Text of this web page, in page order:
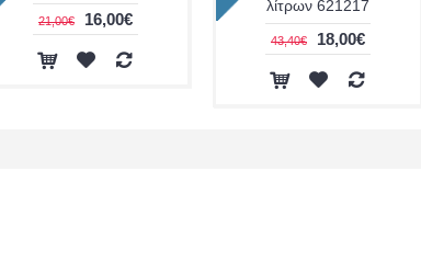
21,00€ 16,00€
λίτρων 621217
43,40€ 18,00€